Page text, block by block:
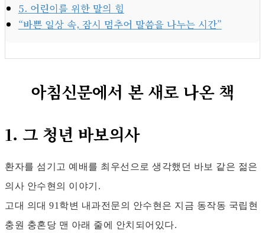
5. 어린이를 위한 말의 힘
“바쁜 일상 속, 잠시 멈추어 말씀을 나누는 시간”
아침신문에서 본 새로 나온 책
1. 그 청년 바보의사
환자를 섬기고 예배를 최우선으로 생각했던 바보 같은 젊은
의사 안수현의 이야기.
고대 의대 91학변 내과전문의 안수현은 지금 동작동 국립현
충원 충혼당 맨 아래 줄에 안치되어있다.